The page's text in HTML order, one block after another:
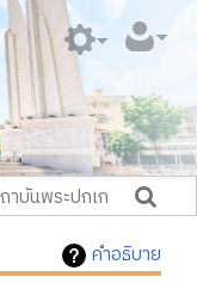
คำอธิบาย